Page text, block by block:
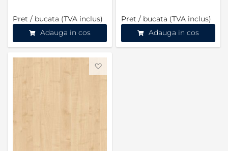
Pret / bucata (TVA inclus)
Adauga in cos
Pret / bucata (TVA inclus)
Adauga in cos